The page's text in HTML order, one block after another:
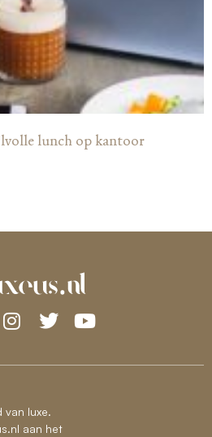
lunch op kantoor
luxe.
aan het